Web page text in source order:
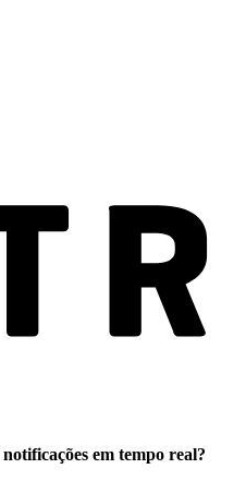
notificações em tempo real?